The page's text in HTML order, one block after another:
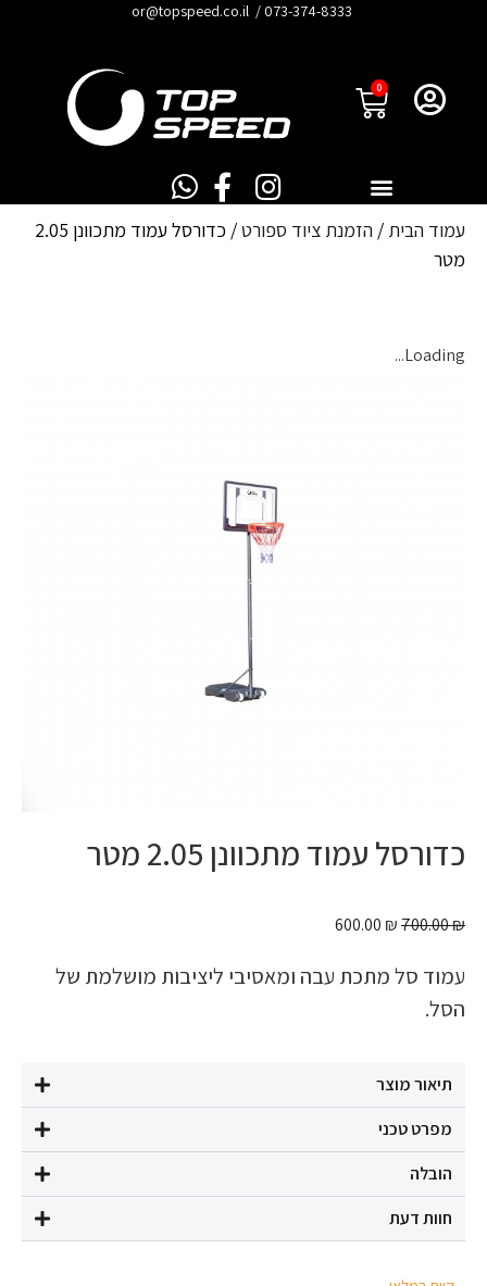
073-374-8333
/
or@topspeed.co.il
0
עמוד הבית / הזמנת ציוד ספורט
/ כדורסל עמוד מתכוונן 2.05
מטר
כדורסל עמוד מתכוונן 2.05 מטר
700.00₪
600.00 ₪
עמוד סל מתכת עבה ומאסיבי ליציבות מושלמת של
הסל.
תיאור מוצר
מפרט טכני
הובלה
חוות דעת
Loading...